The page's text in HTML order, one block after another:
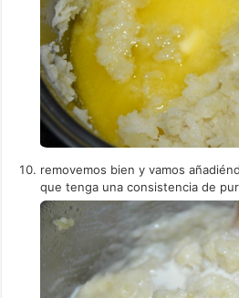
removemos bien y vamos
que tenga una consistencia de